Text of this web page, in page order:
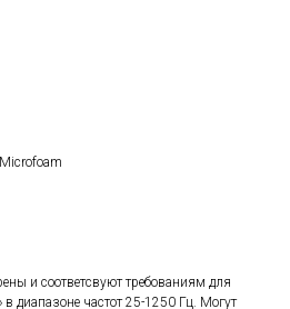
и соответсвуют требованиям для
диапазоне частот 25-1250 Гц. Могут